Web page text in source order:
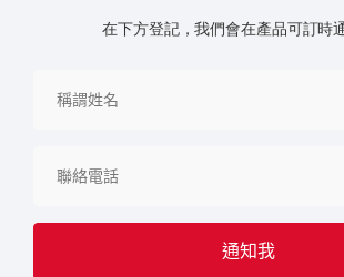
在下方登記，我們會在產品可訂時